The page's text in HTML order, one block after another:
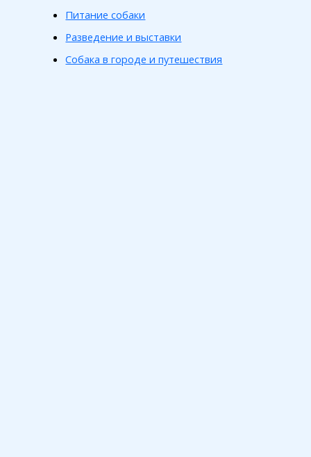
Питание собаки
Разведение и выставки
Собака в городе и путешествия